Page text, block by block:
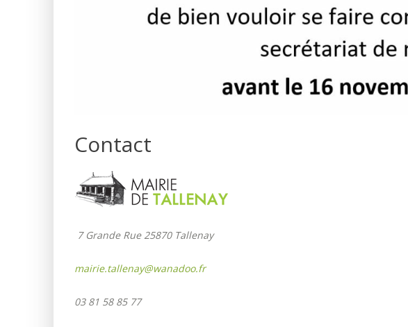
Contact
7 Grande Rue 25870 Tallenay
mairie.tallenay@wanadoo.fr
03 81 58 85 77